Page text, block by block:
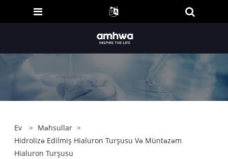
Ev > Məhsullar >
Hidrolizə Edilmiş Hialuron Turşusu Və Müntəzəm
Hialuron Turşusu